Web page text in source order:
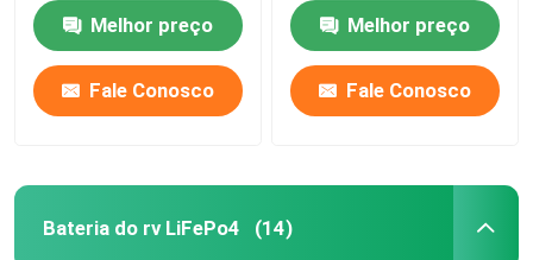
Melhor preço
Fale Conosco
Melhor preço
Fale Conosco
Bateria do rv LiFePo4 (14)